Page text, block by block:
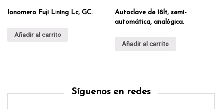
Ionomero Fuji Lining Lc, GC.
Añadir al carrito
Autoclave de 18lt, semi-
automática, analógica.
Añadir al carrito
Síguenos en redes